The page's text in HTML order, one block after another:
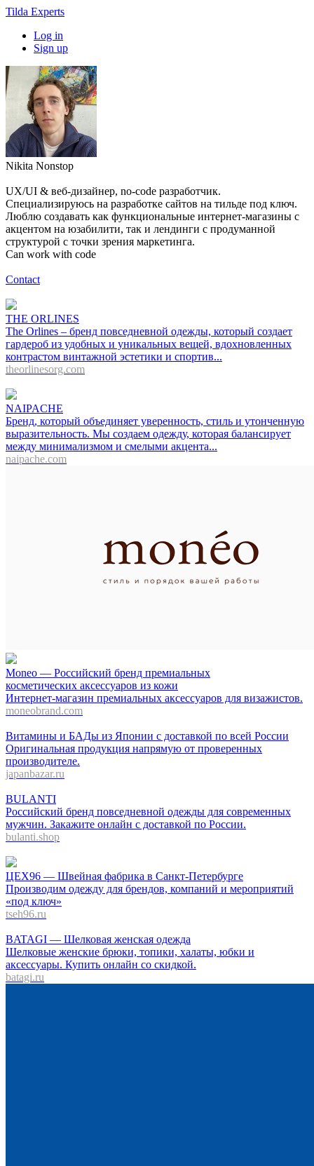
Tilda Experts
Log in
Sign up
Nikita Nonstop
UX/UI & веб-дизайнер, no-code разработчик.
Специализируюсь на разработке сайтов на тильде под ключ.
Люблю создавать как функциональные интернет-магазины с
акцентом на юзабилити, так и лендинги с продуманной
структурой с точки зрения маркетинга.
Can work with code
Contact
THE ORLINES
The Orlines – бренд повседневной одежды, который создает
гардероб из удобных и уникальных вещей, вдохновленных
контрастом винтажной эстетики и спортив...
theorlinesorg.com
NAIPACHE
Бренд, который объединяет уверенность, стиль и утонченную
выразительность. Мы создаем одежду, которая балансирует
между минимализмом и смелыми акцента...
naipache.com
Moneo — Российский бренд премиальных
косметических аксессуаров из кожи
Интернет-магазин премиальных аксессуаров для визажистов.
moneobrand.com
Витамины и БАДы из Японии с доставкой по всей России
Оригинальная продукция напрямую от проверенных
производителе.
japanbazar.ru
BULANTI
Российский бренд повседневной одежды для современных
мужчин. Закажите онлайн с доставкой по России.
bulanti.shop
ЦЕХ96 — Швейная фабрика в Санкт-Петербурге
Производим одежду для брендов, компаний и мероприятий
«под ключ»
tseh96.ru
BATAGI — Шелковая женская одежда
Шелковые женские брюки, топики, халаты, юбки и
аксессуары. Купить онлайн со скидкой.
batagi.ru